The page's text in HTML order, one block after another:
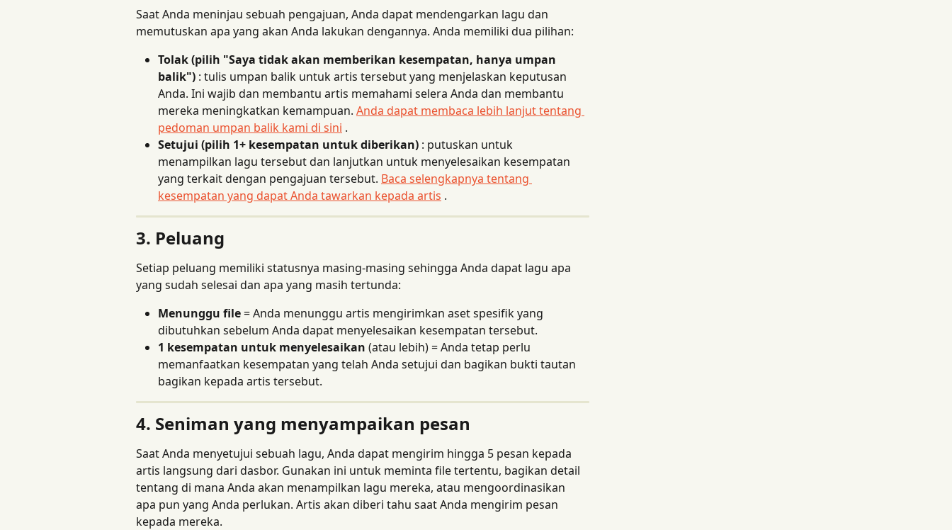
Saat Anda meninjau sebuah pengajuan, Anda dapat mendengarkan lagu dan
memutuskan apa yang akan Anda lakukan dengannya. Anda memiliki dua pilihan:
Tolak (pilih "Saya tidak akan memberikan kesempatan, hanya umpan
balik") : tulis umpan balik untuk artis tersebut yang menjelaskan keputusan
Anda. Ini wajib dan membantu artis memahami selera Anda dan membantu
mereka meningkatkan kemampuan. Anda dapat membaca lebih lanjut tentang
pedoman umpan balik kami di sini .
Setujui (pilih 1+ kesempatan untuk diberikan) : putuskan untuk
menampilkan lagu tersebut dan lanjutkan untuk menyelesaikan kesempatan
yang terkait dengan pengajuan tersebut. Baca selengkapnya tentang
kesempatan yang dapat Anda tawarkan kepada artis .
3. Peluang
Setiap peluang memiliki statusnya masing-masing sehingga Anda dapat lagu apa
yang sudah selesai dan apa yang masih tertunda:
Menunggu file = Anda menunggu artis mengirimkan aset spesifik yang
dibutuhkan sebelum Anda dapat menyelesaikan kesempatan tersebut.
1 kesempatan untuk menyelesaikan (atau lebih) = Anda tetap perlu
memanfaatkan kesempatan yang telah Anda setujui dan bagikan bukti tautan
bagikan kepada artis tersebut.
4. Seniman yang menyampaikan pesan
Saat Anda menyetujui sebuah lagu, Anda dapat mengirim hingga 5 pesan kepada
artis langsung dari dasbor. Gunakan ini untuk meminta file tertentu, bagikan detail
tentang di mana Anda akan menampilkan lagu mereka, atau mengoordinasikan
apa pun yang Anda perlukan. Artis akan diberi tahu saat Anda mengirim pesan
kepada mereka.